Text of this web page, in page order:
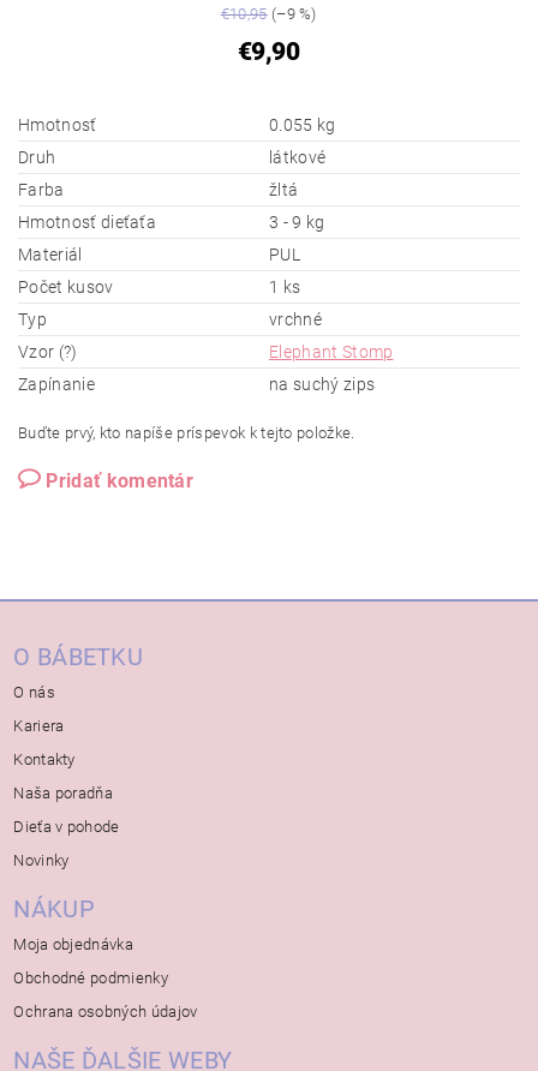
€10,95(–9 %)
€9,90
Hmotnosť
0.055 kg
Druh
látkové
Farba
žltá
Hmotnosť dieťaťa
3 - 9 kg
Materiál
PUL
Počet kusov
1 ks
Typ
vrchné
Vzor (?)
Elephant Stomp
Zapínanie
na suchý zips
Buďte prvý, kto napíše príspevok k tejto položke.
Pridať komentár
O BÁBETKU
O nás
Kariera
Kontakty
Naša poradňa
Dieťa v pohode
Novinky
NÁKUP
Moja objednávka
Obchodné podmienky
Ochrana osobných údajov
NAŠE ĎALŠIE WEBY